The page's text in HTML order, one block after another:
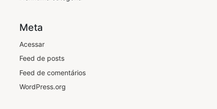
Meta
Acessar
Feed de posts
Feed de comentários
WordPress.org